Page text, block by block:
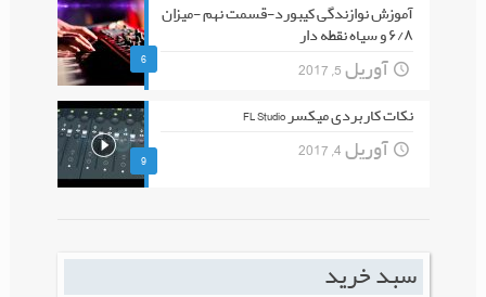
6
آموزش نوازندگی کیبورد-قسمت نهم -میزان
۶/۸ و سیاه نقطه دار
آوریل 5, 2017
9
نکات کاربردی میکسر FL Studio
آوریل 4, 2017
سبد خرید